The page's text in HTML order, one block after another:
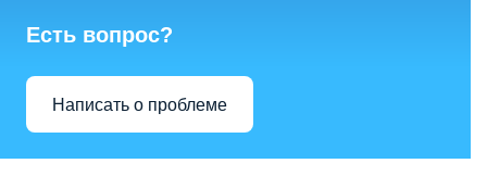
Есть вопрос?
Написать о проблеме